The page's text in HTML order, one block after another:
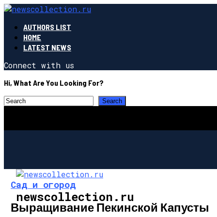
AUTHORS LIST
HOME
LATEST NEWS
Connect with us
Hi, What Are You Looking For?
newscollection.ru
Сад и огород
Выращивание Пекинской Капусты